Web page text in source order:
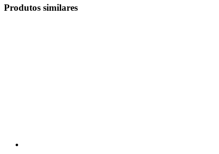
Produtos similares